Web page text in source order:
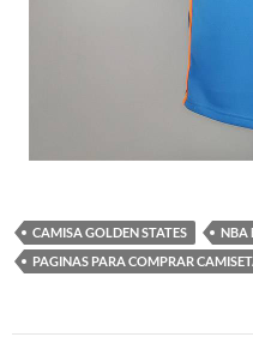
CAMISA GOLDEN STATES
NBA
PAGINAS PARA COMPRAR